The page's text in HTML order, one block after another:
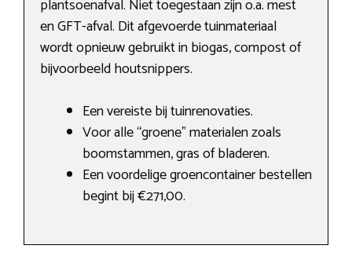
plantsoenafval. Niet toegestaan zijn o.a. mest
en GFT-afval. Dit afgevoerde tuinmateriaal
wordt opnieuw gebruikt in biogas, compost of
bijvoorbeeld houtsnippers.
Een vereiste bij tuinrenovaties.
Voor alle “groene” materialen zoals
boomstammen, gras of bladeren.
Een voordelige groencontainer bestellen
begint bij €271,00.